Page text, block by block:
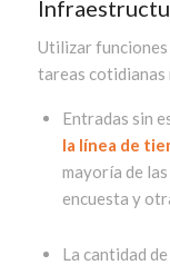
Utilizar
tareas cotidianas
Entradas sin
la línea de
mayoría de
encuesta y
La cantidad